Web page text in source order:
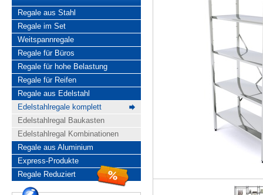
Regale aus Stahl
Regale im Set
Weitspannregale
Regale für Büros
Regale für hohe Belastung
Regale für Reifen
Regale aus Edelstahl
Edelstahlregale komplett
Edelstahlregal Baukasten
Edelstahlregal Kombinationen
Regale aus Aluminium
Express-Produkte
Regale Reduziert